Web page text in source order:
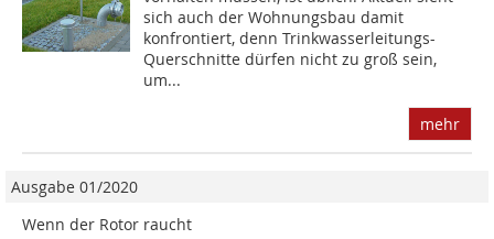
sich auch der Wohnungsbau damit
konfrontiert, denn Trinkwasserleitungs-
Querschnitte dürfen nicht zu groß sein,
um...
mehr
Ausgabe 01/2020
Wenn der Rotor raucht